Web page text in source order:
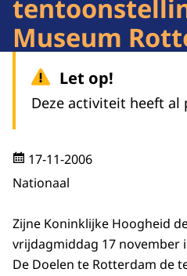
Museum
Let op!
Deze activiteit heeft al
17-11-2006
Nationaal
Zijne Koninklijke Hoogheid
vrijdagmiddag 17 november
De Doelen te Rotterdam de